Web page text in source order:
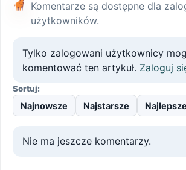
Komentarze są dostępne dla
użytkowników.
Tylko zalogowani użytkownicy
komentować ten artykuł. Zaloguj
Sortuj:
Najnowsze Najstarsze Najlepsze
Nie ma jeszcze komentarzy.